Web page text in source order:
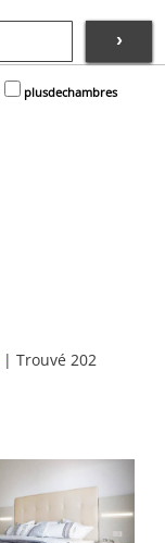
›
plusdechambres
| Trouvé 202